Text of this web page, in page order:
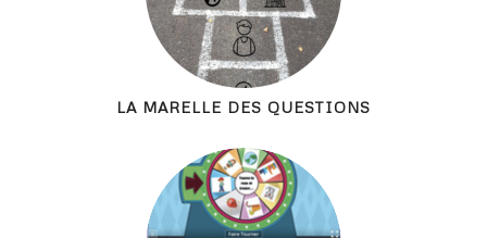
LA MARELLE DES QUESTIONS